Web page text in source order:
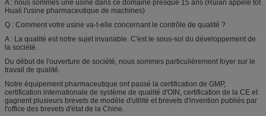
A : nous sommes une usine dans ce domaine presque 15 ans (Ruian appelé tôt
Huali l'usine pharmaceutique de machines)
Q : Comment votre usine va-t-elle concernant le contrôle de qualité ?
A : La qualité est notre sujet invariable. C'est le sous-sol du développement de
la société.
Du début de l'ouverture de société, nous sommes particulièrement foyer sur le
travail de qualité.
Notre équipement pharmaceutique ont passé la certification de GMP,
certification internationale de système de qualité d'OIN, certification de la CE et
gagnent plusieurs brevets de modèle d'utilité et brevets d'invention publiés par
l'office des brevets d'état de la Chine.